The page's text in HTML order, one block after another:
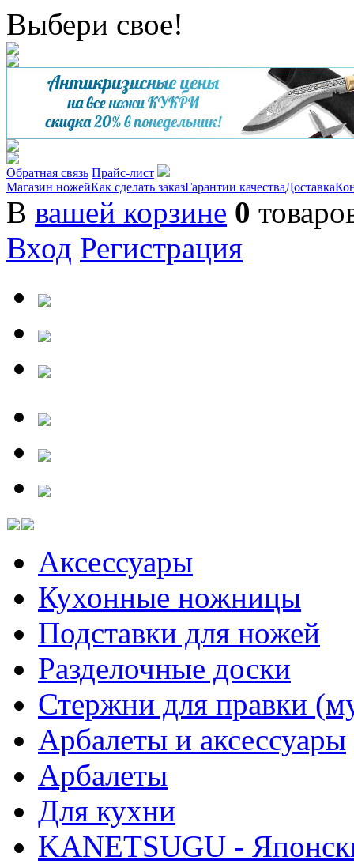
Выбери свое!
Обратная связь Прайс-лист
Магазин ножейКак сделать заказГарантии качестваДоставка
В вашей корзине 0
Вход Регистрация
Аксессуары
Кухонные ножницы
Подставки для ножей
Разделочные доски
Стержни для правки
Арбалеты и аксессуары
Арбалеты
Для кухни
KANETSUGU -